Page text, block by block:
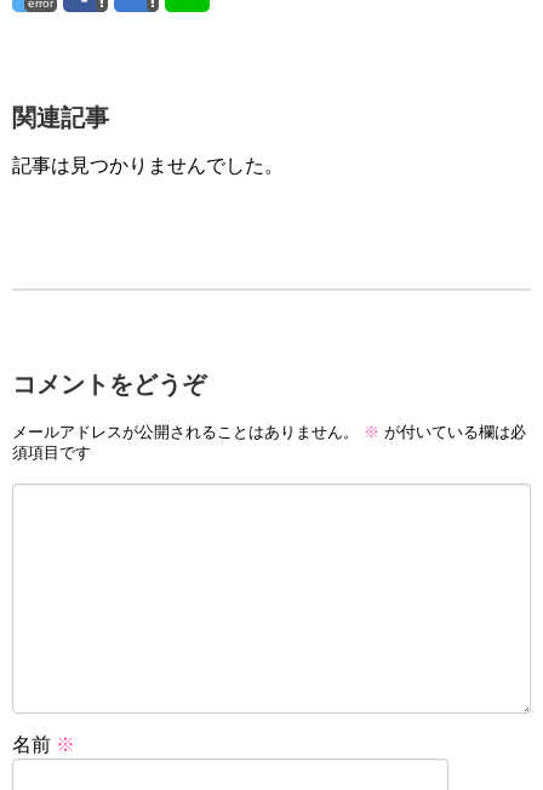
error
関連記事
記事は見つかりませんでした。
コメントをどうぞ
メールアドレスが公開されることはありません。 ※ が付いている欄は必
須項目です
名前 ※